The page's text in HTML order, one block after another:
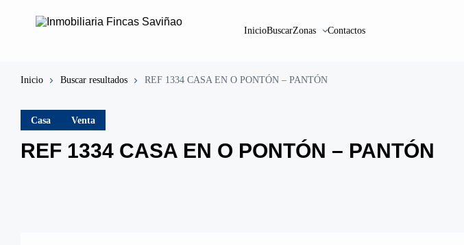
InicioBuscarZonas Contactos
Inicio Buscar resultados REF 1334 CASA EN O PONTÓN – PANTÓN
Casa Venta
REF 1334 CASA EN O PONTÓN – PANTÓN